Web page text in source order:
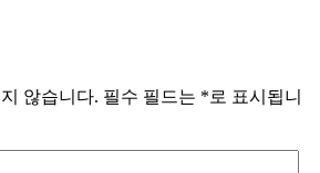
않습니다. 필수 필드는 *로 표시됩니